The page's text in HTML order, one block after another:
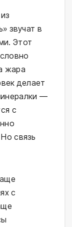
звучат в
Этот
жара
делает
—
с
связь
с